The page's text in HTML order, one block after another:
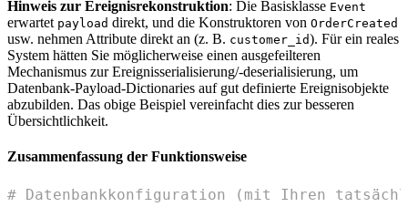
Hinweis zur Ereignisrekonstruktion: Die Basisklasse Event
erwartet payload direkt, und die Konstruktoren von OrderCreated
usw. nehmen Attribute direkt an (z. B. customer_id). Für ein reales
System hätten Sie möglicherweise einen ausgefeilteren
Mechanismus zur Ereignisserialisierung/-deserialisierung, um
Datenbank-Payload-Dictionaries auf gut definierte Ereignisobjekte
abzubilden. Das obige Beispiel vereinfacht dies zur besseren
Übersichtlichkeit.
Zusammenfassung der Funktionsweise
# Datenbankkonfiguration (mit Ihren